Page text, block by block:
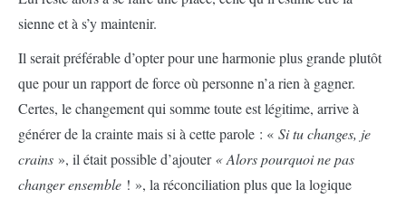
sienne et à s’y maintenir.
Il serait préférable d’opter pour une harmonie plus grande plutôt
que pour un rapport de force où personne n’a rien à gagner.
Certes, le changement qui somme toute est légitime, arrive à
générer de la crainte mais si à cette parole : « Si tu changes, je
crains », il était possible d’ajouter« Alors pourquoi ne pas
changer ensemble ! », la réconciliation plus que la logique